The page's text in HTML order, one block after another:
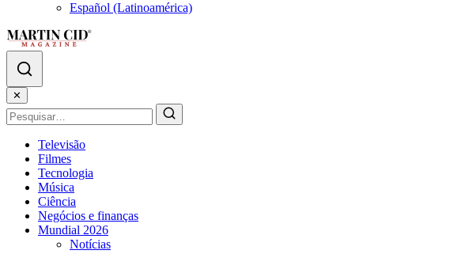
Español (Latinoamérica)
✕
Televisão
Filmes
Tecnologia
Música
Ciência
Negócios e finanças
Mundial 2026
Notícias